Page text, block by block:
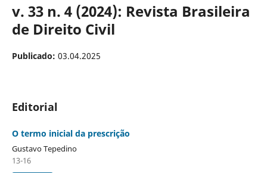
v. 33 n. 4 (2024): Revista Brasileira
de Direito Civil
Publicado: 03.04.2025
Editorial
O termo inicial da prescrição
Gustavo Tepedino
13-16